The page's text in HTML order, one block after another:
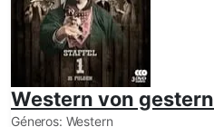
Western von gestern
Géneros: Western